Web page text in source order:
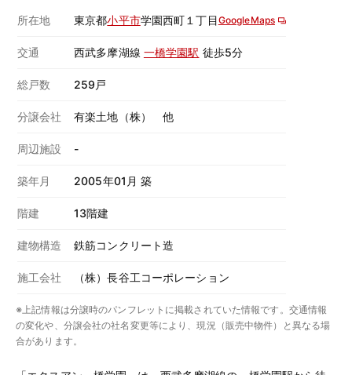
所在地 東京都小平市学園西町１丁目GoogleMaps
交通 西武多摩湖線 一橋学園駅 徒歩5分
総戸数 259戸
分譲会社 有楽土地（株） 他
周辺施設 -
築年月 2005年01月 築
階建 13階建
建物構造 鉄筋コンクリート造
施工会社 （株）長谷工コーポレーション
※上記情報は分譲時のパンフレットに掲載されていた情報です。交通情報
の変化や、分譲会社の社名変更等により、現況（販売中物件）と異なる場
合があります。